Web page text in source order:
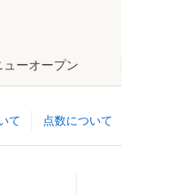
ューオープン
点数について
て